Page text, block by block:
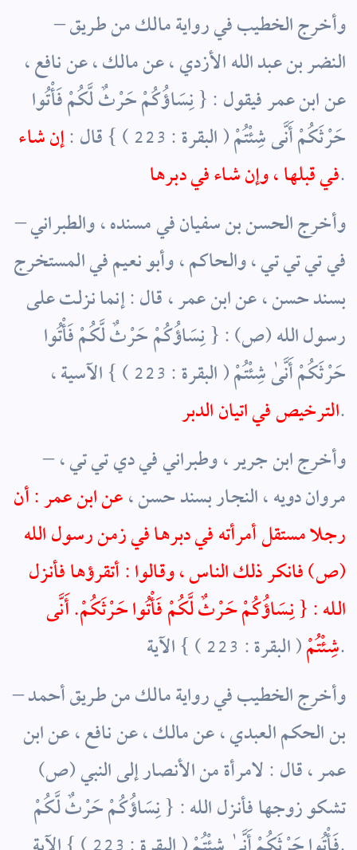
– وأخرج الخطيب في رواية مالك من طريق
النضر بن عبد الله الأزدي ، عن مالك ، عن نافع ،
عن ابن عمر فيقول : { نِسَاؤُكُمْ حَرْثٌ لَّكُمْ فَأْتُوا
حَرْثَكُمْ أَنَّى شِئْتُمْ ( البقرة : 223 ) } قال :
إن شاء
في قبلها ، وإن شاء في دبرها.
– وأخرج الحسن بن سفيان في مسنده ، والطبراني
في تي تي تي ، والحاكم ، وأبو نعيم في المستخرج
بسند حسن ، عن ابن عمر ، قال : إنما نزلت على
رسول الله (ص) : { نِسَاؤُكُمْ حَرْثٌ لَّكُمْ فَأْتُوا
حَرْثَكُمْ أَنَّىٰ شِئْتُمْ ( البقرة : 223 ) } الآسية ،
الترخيص في اتيان الدبر.
– وأخرج ابن جرير ، وطبراني في دي تي تي ،
مروان دويه ، النجار بسند حسن ،عن ابن عمر : أن
رجلا مستقل أمرأته في دبرها في زمن رسول الله
(ص) فانكر ذلك الناس ، وقالوا : أتقرؤها فأنزل
الله : { نِسَاؤُكُمْ حَرْثٌ لَّكُمْ فَأْتُوا حَرْثَكُمْ. أَنَّى
شِئْتُمْ( البقرة : 223 ) } الآية.
– وأخرج الخطيب في رواية مالك من طريق أحمد
بن الحكم العبدي ، عن مالك ، عن نافع ، عن ابن
عمر ، قال : لامرأة من الأنصار إلى النبي (ص)
تشكو زوجها فأنزل الله : { نِسَاؤُكُمْ حَرْثٌ لَّكُمْ